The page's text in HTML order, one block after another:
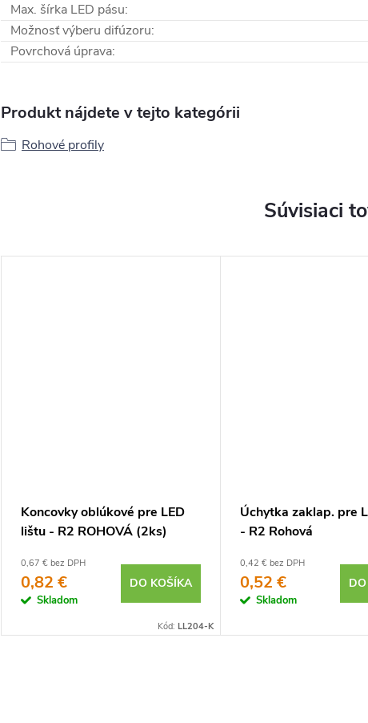
Max. šírka LED pásu:
Možnosť výberu difúzoru:
Povrchová úprava:
Produkt nájdete v tejto kategórii
Rohové profily
Súvisiaci
Koncovky oblúkové pre LED
lištu - R2 ROHOVÁ (2ks)
0,67 € bez DPH
0,82 €
Skladom
DO KOŠÍKA
Kód: LL204-K
Úchytka zaklap. pre
- R2 Rohová
0,42 € bez DPH
0,52 €
Skladom